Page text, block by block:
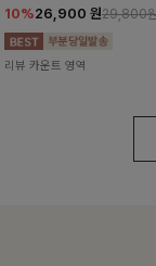
10%26,900 원29,800
리뷰 카운트 영역